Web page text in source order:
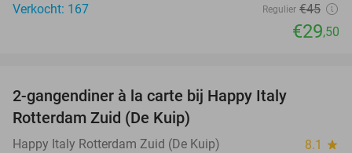
Verkocht: 167
Regulier €45
€29,50
2-gangendiner à la carte bij Happy Italy
Rotterdam Zuid (De Kuip)
Happy Italy Rotterdam Zuid (De Kuip) 8.1 star